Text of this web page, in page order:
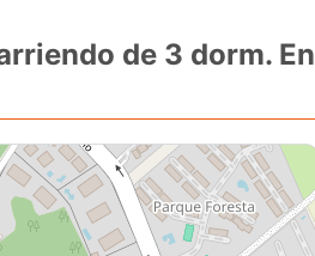
de 3 dorm. En